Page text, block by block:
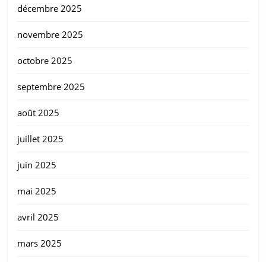
décembre 2025
novembre 2025
octobre 2025
septembre 2025
août 2025
juillet 2025
juin 2025
mai 2025
avril 2025
mars 2025